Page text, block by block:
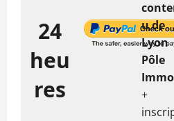
24
heu
res
u de
Lyon
Pôle
Immo
+